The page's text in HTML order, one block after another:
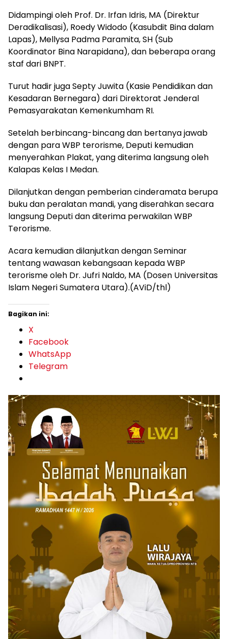
Didampingi oleh Prof. Dr. Irfan Idris, MA (Direktur
Deradikalisasi), Roedy Widodo (Kasubdit Bina dalam
Lapas), Mellysa Padma Paramita, SH (Sub
Koordinator Bina Narapidana), dan beberapa orang
staf dari BNPT.
Turut hadir juga Septy Juwita (Kasie Pendidikan dan
Kesadaran Bernegara) dari Direktorat Jenderal
Pemasyarakatan Kemenkumham RI.
Setelah berbincang-bincang dan bertanya jawab
dengan para WBP terorisme, Deputi kemudian
menyerahkan Plakat, yang diterima langsung oleh
Kalapas Kelas I Medan.
Dilanjutkan dengan pemberian cinderamata berupa
buku dan peralatan mandi, yang diserahkan secara
langsung Deputi dan diterima perwakilan WBP
Terorisme.
Acara kemudian dilanjutkan dengan Seminar
tentang wawasan kebangsaan kepada WBP
terorisme oleh Dr. Jufri Naldo, MA (Dosen Universitas
Islam Negeri Sumatera Utara).(AViD/thl)
Bagikan ini:
X
Facebook
WhatsApp
Telegram